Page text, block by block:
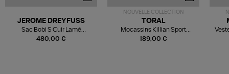
480,00 €
JEROME DREYFUSS
Sac Bobi S Cuir Lamé
Champagne
NOUVELLE COLLECTION
189,00 €
TORAL
Mocassins Killian Sport
Mousse